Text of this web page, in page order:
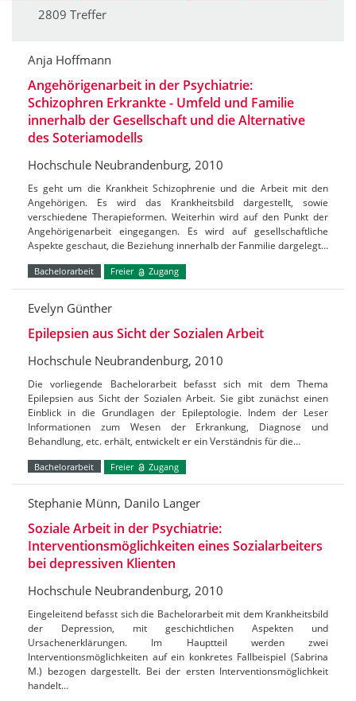
2809 Treffer
Anja Hoffmann
Angehörigenarbeit in der Psychiatrie:
Schizophren Erkrankte - Umfeld und Familie
innerhalb der Gesellschaft und die Alternative
des Soteriamodells
Hochschule Neubrandenburg, 2010
Es geht um die Krankheit Schizophrenie und die Arbeit mit den
Angehörigen. Es wird das Krankheitsbild dargestellt, sowie
verschiedene Therapieformen. Weiterhin wird auf den Punkt der
Angehörigenarbeit eingegangen. Es wird auf gesellschaftliche
Aspekte geschaut, die Beziehung innerhalb der Fanmilie dargelegt…
Bachelorarbeit Freier Zugang
Evelyn Günther
Epilepsien aus Sicht der Sozialen Arbeit
Hochschule Neubrandenburg, 2010
Die vorliegende Bachelorarbeit befasst sich mit dem Thema
Epilepsien aus Sicht der Sozialen Arbeit. Sie gibt zunächst einen
Einblick in die Grundlagen der Epileptologie. Indem der Leser
Informationen zum Wesen der Erkrankung, Diagnose und
Behandlung, etc. erhält, entwickelt er ein Verständnis für die…
Bachelorarbeit Freier Zugang
Stephanie Münn, Danilo Langer
Soziale Arbeit in der Psychiatrie:
Interventionsmöglichkeiten eines Sozialarbeiters
bei depressiven Klienten
Hochschule Neubrandenburg, 2010
Eingeleitend befasst sich die Bachelorarbeit mit dem Krankheitsbild
der Depression, mit geschichtlichen Aspekten und
Ursachenerklärungen. Im Hauptteil werden zwei
Interventionsmöglichkeiten auf ein konkretes Fallbeispiel (Sabrina
M.) bezogen dargestellt. Bei der ersten Interventionsmöglichkeit
handelt…